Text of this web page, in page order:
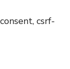
csrf-